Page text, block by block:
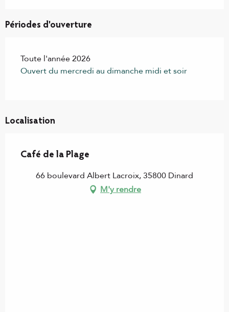
Périodes d'ouverture
Toute l'année 2026
Ouvert du mercredi au dimanche midi et soir
Localisation
Café de la Plage
66 boulevard Albert Lacroix, 35800 Dinard
M'y rendre